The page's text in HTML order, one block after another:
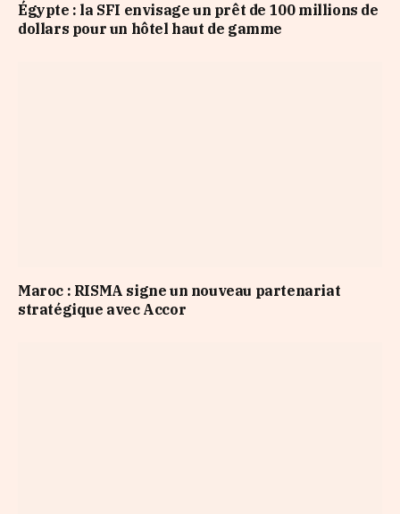
Égypte : la SFI envisage un prêt de 100 millions de
dollars pour un hôtel haut de gamme
Maroc : RISMA signe un nouveau partenariat
stratégique avec Accor